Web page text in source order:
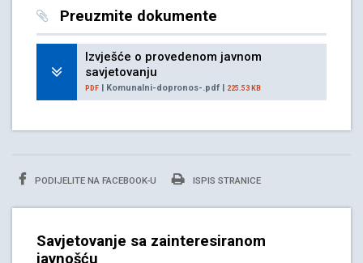
Preuzmite dokumente
Izvješće o provedenom javnom
savjetovanju
PDF | Komunalni-dopronos-.pdf | 225.53 KB
PODIJELITE NA FACEBOOK-U ISPIS STRANICE
Savjetovanje sa zainteresiranom
javnošću